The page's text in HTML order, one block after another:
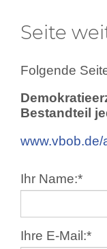
Seite
Folgende
Bestandteil
Ihr Name:*
Ihre E-Mail:*